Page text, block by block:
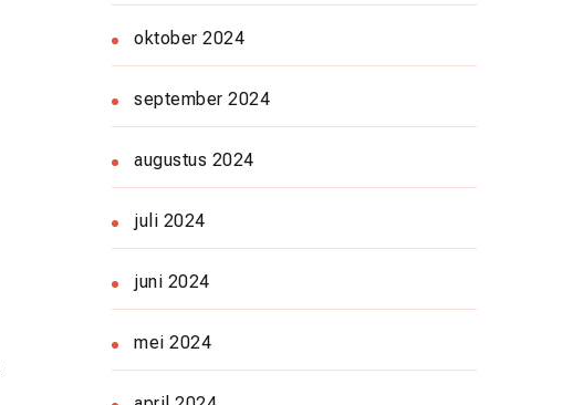
oktober 2024
september 2024
augustus 2024
juli 2024
juni 2024
mei 2024